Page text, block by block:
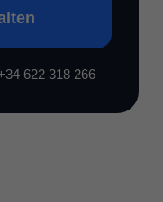
622 318 266